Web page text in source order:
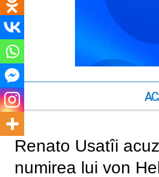
Renato Usatîi
numirea lui von